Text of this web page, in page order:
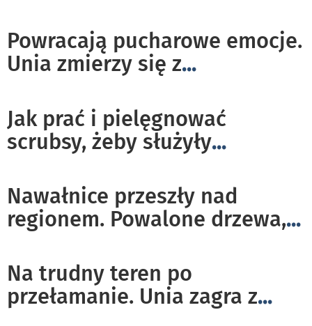
Powracają pucharowe emocje.
Unia zmierzy się z...
Jak prać i pielęgnować
scrubsy, żeby służyły...
Nawałnice przeszły nad
regionem. Powalone drzewa,...
Na trudny teren po
przełamanie. Unia zagra z...